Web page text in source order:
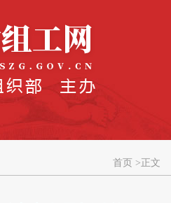
首页 > 正文